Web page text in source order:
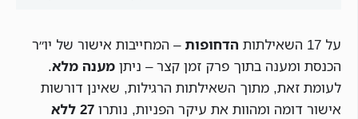
על 17 השאילתות הדחופות – המחייבות אישור של יו״ר
הכנסת ומענה בתוך פרק זמן קצר – ניתן מענה מלא.
לעומת זאת, מתוך השאילתות הרגילות, שאינן דורשות
אישור דומה ומהוות את עיקר הפניות, נותרו
27 ללא